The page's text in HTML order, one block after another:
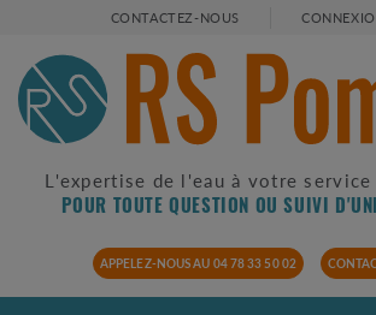
CONTACTEZ-NOUS
L'expertise de l'eau à votre
POUR TOUTE QUESTION OU SUIVI
APPELEZ-NOUS AU 04 78 33 50 02